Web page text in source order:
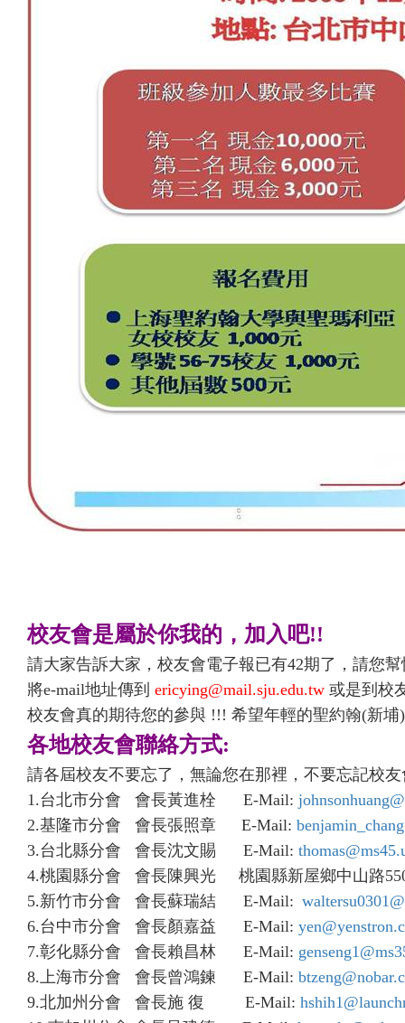
校友會是屬於你我的，加入吧!!
請大家告訴大家，校友會電子報已有42期了，請您
將e-mail地址傳到 ericying@mail.sju.edu.tw 或是到校
校友會真的期待您的參與 !!! 希望年輕的聖約翰(新埔)
各地校友會聯絡方式:
請各屆校友不要忘了，無論您在那裡，不要忘記校
1.台北市分會 會長黃進栓 E-Mail:
2.基隆市分會 會長張照章 E-Mail:
3.台北縣分會 會長沈文賜 E-Mail:
4.桃園縣分會 會長陳興光 桃園縣新屋鄉中山路
5.新竹市分會 會長蘇瑞結 E-Mail:
6.台中市分會 會長顏嘉益 E-Mail:
7.彰化縣分會 會長賴昌林 E-Mail:
8. 上海市分會 會長曾鴻鍊 E-Mail:
9.北加州分會 會長施 復 E-Mail: